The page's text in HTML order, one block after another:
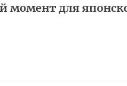
момент для